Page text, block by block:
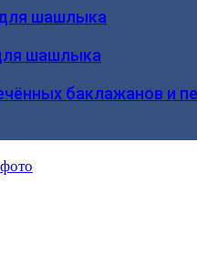
шашлыка
шашлыка
баклажанов и